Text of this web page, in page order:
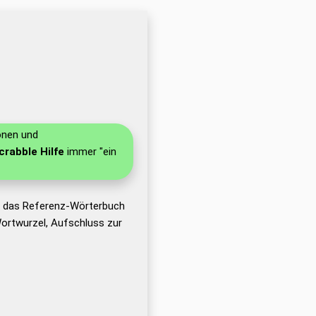
und
Hilfe immer "ein
Referenz-Wörterbuch
Aufschluss zur